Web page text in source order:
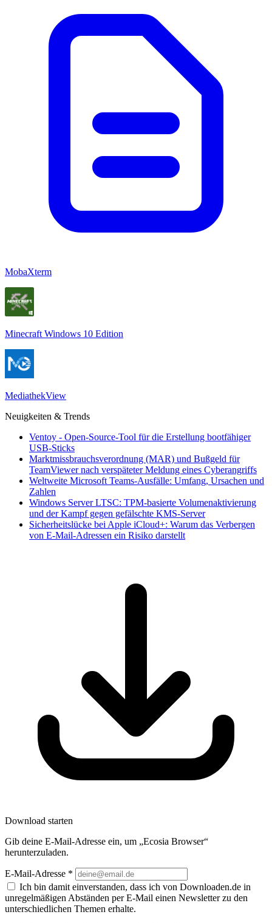
MobaXterm
Minecraft Windows 10 Edition
MediathekView
Neuigkeiten & Trends
Ventoy - Open-Source-Tool für die Erstellung bootfähiger
USB-Sticks
Marktmissbrauchsverordnung (MAR) und Bußgeld für
TeamViewer nach verspäteter Meldung eines Cyberangriffs
Weltweite Microsoft Teams-Ausfälle: Umfang, Ursachen und
Zahlen
Windows Server LTSC: TPM-basierte Volumenaktivierung
und der Kampf gegen gefälschte KMS-Server
Sicherheitslücke bei Apple iCloud+: Warum das Verbergen
von E-Mail-Adressen ein Risiko darstellt
Download starten
Gib deine E-Mail-Adresse ein, um „Ecosia Browser“
herunterzuladen.
E-Mail-Adresse *
Ich bin damit einverstanden, dass ich von Downloaden.de in
unregelmäßigen Abständen per E-Mail einen Newsletter zu den
unterschiedlichen Themen erhalte.